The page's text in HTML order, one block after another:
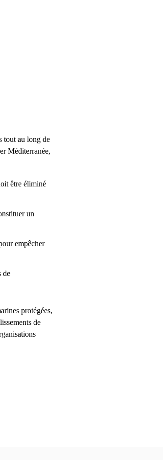
tout au long de
Méditerranée,
être éliminé
un
empêcher
de
protégées,
de